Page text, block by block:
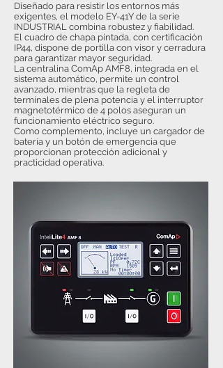
Diseñado para resistir los entornos más
exigentes, el modelo EY-41Y de la serie
INDUSTRIAL combina robustez y fiabilidad.
El cuadro de chapa pintada, con certificación
IP44, dispone de portilla con visor y cerradura
para garantizar mayor seguridad.
La centralina ComAp AMF8, integrada en el
sistema automático, permite un control
avanzado, mientras que la regleta de
terminales de plena potencia y el interruptor
magnetotérmico de 4 polos aseguran un
funcionamiento eléctrico seguro.
Como complemento, incluye un cargador de
batería y un botón de emergencia que
proporcionan protección adicional y
practicidad operativa.